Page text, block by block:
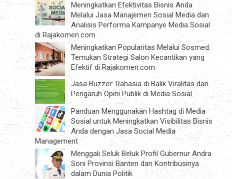
Meningkatkan Efektivitas Bisnis Anda
Melalui Jasa Manajemen Sosial Media dan
Analisis Performa Kampanye Media Sosial
di Rajakomen.com
Meningkatkan Popularitas Melalui Sosmed:
Temukan Strategi Salon Kecantikan yang
Efektif di Rajakomen.com
Jasa Buzzer: Rahasia di Balik Viralitas dan
Pengaruh Opini Publik di Media Sosial
Panduan Menggunakan Hashtag di Media
Sosial untuk Meningkatkan Visibilitas Bisnis
Anda dengan Jasa Social Media
Management
Menggali Seluk Beluk Profil Gubernur Andra
Soni Provinsi Banten dan Kontribusinya
dalam Dunia Politik